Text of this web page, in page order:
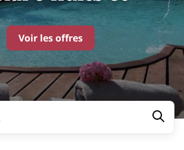
Voir les offres